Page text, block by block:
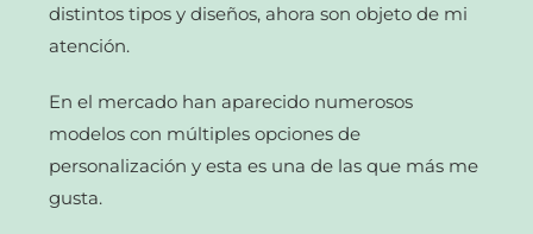
distintos tipos y diseños, ahora son objeto de mi
atención.
En el mercado han aparecido numerosos
modelos con múltiples opciones de
personalización y esta es una de las que más me
gusta.